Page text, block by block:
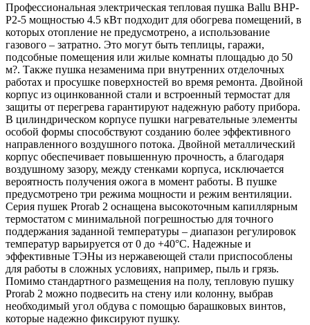
Профессиональная электрическая тепловая пушка Ballu BHP-
P2-5 мощностью 4.5 кВт подходит для обогрева помещений, в
которых отопление не предусмотрено, а использование
газового – затратно. Это могут быть теплицы, гаражи,
подсобные помещения или жилые комнаты площадью до 50
м?. Также пушка незаменима при внутренних отделочных
работах и просушке поверхностей во время ремонта. Двойной
корпус из оцинкованной стали и встроенный термостат для
защиты от перегрева гарантируют надежную работу прибора.
В цилиндрическом корпусе пушки нагревательные элементы
особой формы способствуют созданию более эффективного
направленного воздушного потока. Двойной металлический
корпус обеспечивает повышенную прочность, а благодаря
воздушному зазору, между стенками корпуса, исключается
вероятность получения ожога в момент работы. В пушке
предусмотрено три режима мощности и режим вентиляции.
Серия пушек Prorab 2 оснащена высокоточным капиллярным
термостатом с минимальной погрешностью для точного
поддержания заданной температуры – диапазон регулировок
температур варьируется от 0 до +40°C. Надежные и
эффективные ТЭНы из нержавеющей стали приспособлены
для работы в сложных условиях, например, пыль и грязь.
Помимо стандартного размещения на полу, тепловую пушку
Prorab 2 можно подвесить на стену или колонну, выбрав
необходимый угол обдува с помощью барашковых винтов,
которые надежно фиксируют пушку.